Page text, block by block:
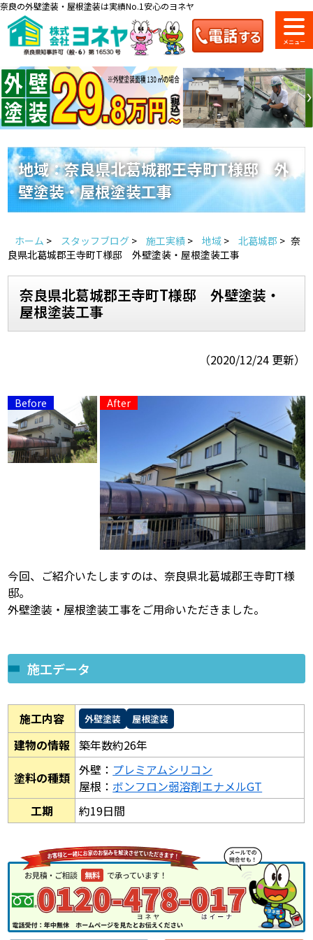
奈良の外壁塗装・屋根塗装は実績No.1安心のヨネヤ
料金一覧 会社案内 ショールーム
のご紹介
来店予約 お問い合わせ
お見積り お電話
地域の事例がいっぱい
ヨネヤの施工実績
Home
雨漏りについて
ヨネヤがお客様から選ばれる10の
理由
リフォームローン
アパート・マンション修繕
見積もりシミュレーション
地域：奈良県北葛城郡王寺町T様邸 外
壁塗装・屋根塗装工事
ホーム > スタッフブログ > 施工実績 > 地域 > 北葛城郡 > 奈
良県北葛城郡王寺町T様邸 外壁塗装・屋根塗装工事
奈良県北葛城郡王寺町T様邸 外壁塗装・
屋根塗装工事
（2020/12/24 更新）
今回、ご紹介いたしますのは、奈良県北葛城郡王寺町T様
邸。
外壁塗装・屋根塗装工事をご用命いただきました。
施工データ
施工内容 外壁塗装 屋根塗装
建物の情報 築年数約26年
塗料の種類 外壁： プレミアムシリコン
屋根： ボンフロン弱溶剤エナメルGT
工期
約19日間